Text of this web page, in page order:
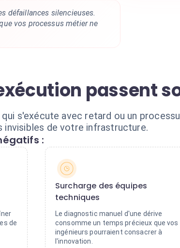
défaillances silencieuses.
vos processus métier ne
passent
s'exécute avec retard ou un
invisibles de votre infrastructure.
:
de
Surcharge des équipes
techniques
Le diagnostic manuel d'une dérive
consomme un temps précieux que vos
ingénieurs pourraient consacrer à
l'innovation.